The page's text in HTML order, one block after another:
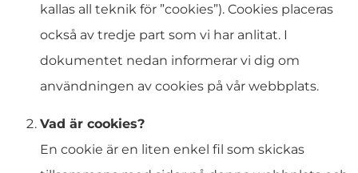
kallas all teknik för ”cookies”). Cookies placeras
också av tredje part som vi har anlitat. I
dokumentet nedan informerar vi dig om
användningen av cookies på vår webbplats.
Vad är cookies?
En cookie är en liten enkel fil som skickas